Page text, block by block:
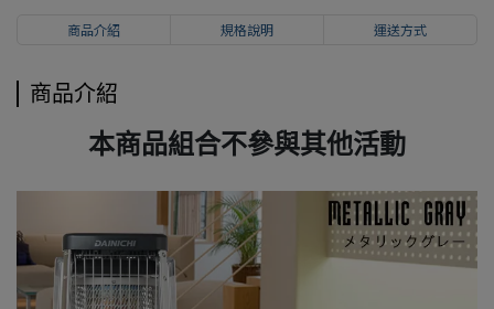
商品介紹 規格說明 運送方式
商品介紹
本商品組合不參與其他活動